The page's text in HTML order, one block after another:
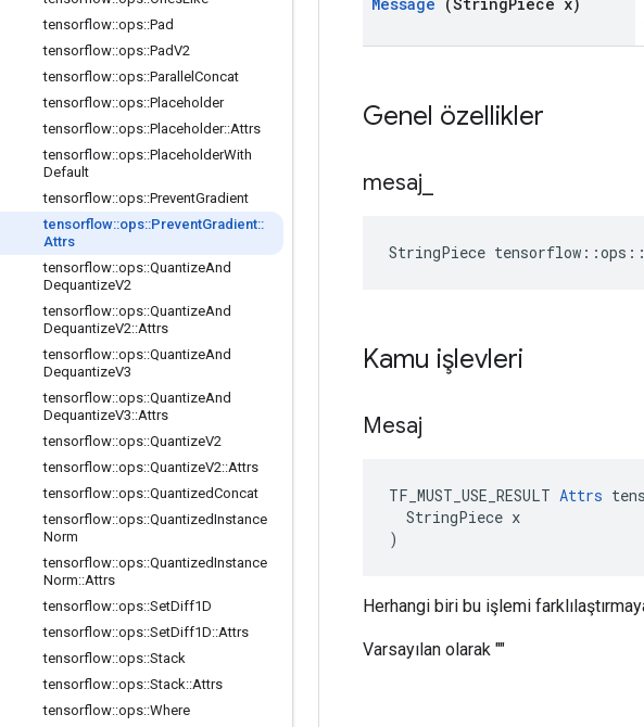
tensorflow::ops::Pad
tensorflow::ops::PadV2
tensorflow::ops::Parallel Concat
tensorflow::ops::Placeholder
tensorflow::ops::Placeholder::Attrs
tensorflow::ops::PlaceholderWith
Default
tensorflow::ops::PreventGradient
tensorflow::ops::PreventGradient::
Attrs
tensorflow::ops::QuantizeAnd
DequantizeV2
tensorflow::ops::QuantizeAnd
DequantizeV2::Attrs
tensorflow::ops::QuantizeAnd
DequantizeV3
tensorflow::ops::QuantizeAnd
DequantizeV3::Attrs
tensorflow::ops::QuantizeV2
tensorflow::ops::QuantizeV2::Attrs
tensorflow::ops::QuantizedConcat
tensorflow::ops::QuantizedInstance
Norm
tensorflow::ops::QuantizedInstance
Norm::Attrs
tensorflow::ops::SetDiff1D
tensorflow::ops::SetDiff1D::Attrs
tensorflow::ops::Stack
tensorflow::ops::Stack::Attrs
tensorflow::ops::Where
Genel özellikler
mesaj
StringPiece
Kamu işlevleri
Mesaj
TF_MUST_USE_RESULT Attrs
  StringPiece x
)
Herhangi biri bu işlemi
Varsayılan olarak ""